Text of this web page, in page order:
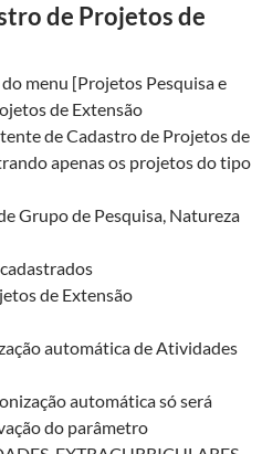
de Projetos de
menu [Projetos Pesquisa e
de Extensão
de Cadastro de Projetos de
apenas os projetos do tipo
Grupo de Pesquisa, Natureza
de Extensão
automática de Atividades
automática só será
do parâmetro